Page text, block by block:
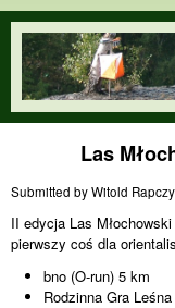
Las
Submitted byWitold
II edycja Las
pierwszy coś dla
bno (O-run) 5 km
Rodzinna Gra